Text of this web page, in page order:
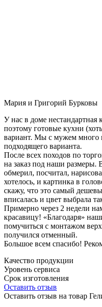
Мария и Григорий Бурковы
У нас в доме нестандартная
поэтому готовые кухни
вариант. Мы с мужем много
подходящего варианта.
После всех походов по
на заказ под наши размеры.
обмерил, посчитал,
хотелось, и картинка в
скажу, что это самый
вписалась и цвет выбрала
Примерно через 2 недели
красавицу! «Благодаря»
помучиться с монтажом
получился отменный.
Большое всем спасибо!
Качество продукции
Уровень сервиса
Срок изготовления
Оставить отзыв
Оставить отзыв на товар